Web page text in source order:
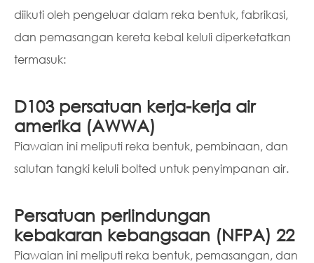
diikuti oleh pengeluar dalam reka bentuk, fabrikasi,
dan pemasangan kereta kebal keluli diperketatkan
termasuk:
D103 persatuan kerja-kerja air
amerika (AWWA)
Piawaian ini meliputi reka bentuk, pembinaan, dan
salutan tangki keluli bolted untuk penyimpanan air.
Persatuan perlindungan
kebakaran kebangsaan (NFPA) 22
Piawaian ini meliputi reka bentuk, pemasangan, dan